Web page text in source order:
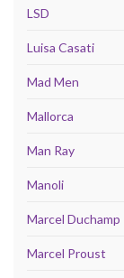
LSD
Luisa Casati
Mad Men
Mallorca
Man Ray
Manoli
Marcel Duchamp
Marcel Proust